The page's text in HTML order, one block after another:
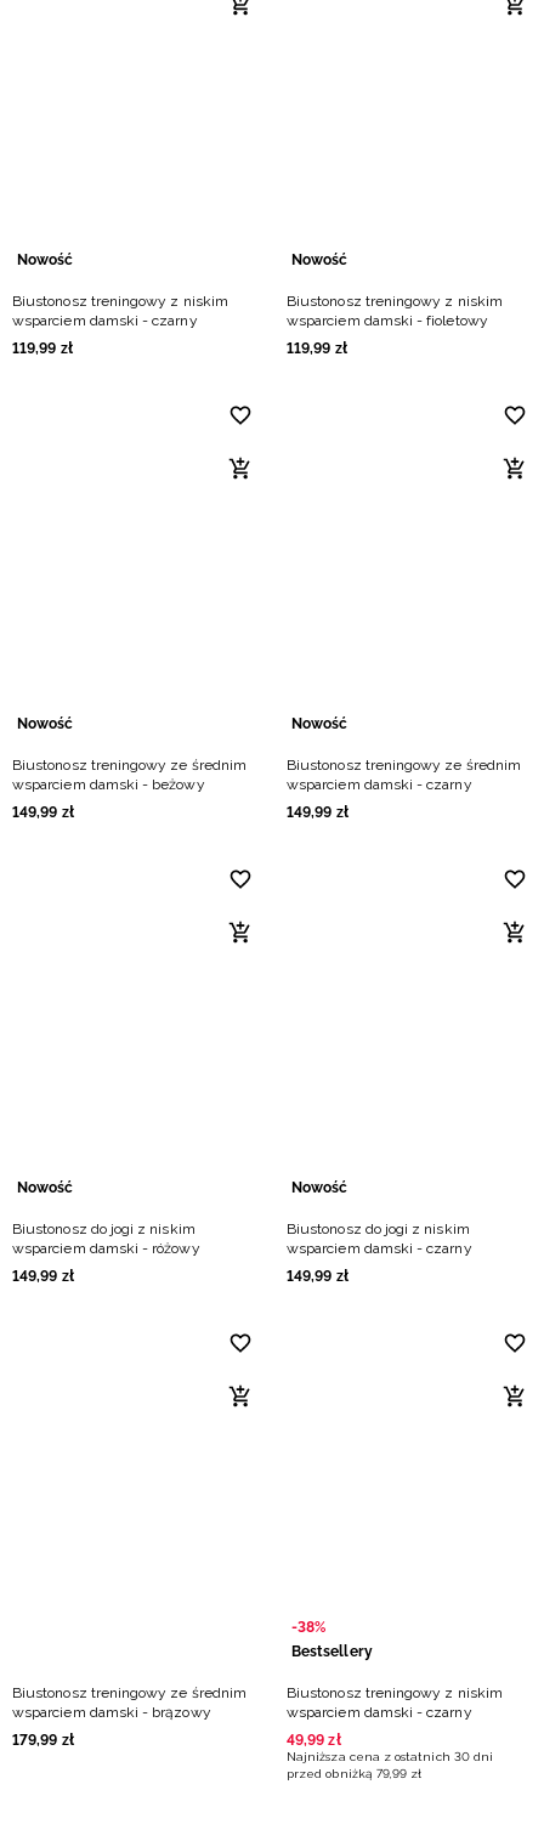
Nowość
Biustonosz treningowy z niskim
wsparciem damski - czarny
119,99 zł
Nowość
Biustonosz treningowy z niskim
wsparciem damski - fioletowy
119,99 zł
Nowość
Biustonosz treningowy ze średnim
wsparciem damski - beżowy
149,99 zł
Nowość
Biustonosz treningowy ze średnim
wsparciem damski - czarny
149,99 zł
Nowość
Biustonosz do jogi z niskim
wsparciem damski - różowy
149,99 zł
Nowość
Biustonosz do jogi z niskim
wsparciem damski - czarny
149,99 zł
Biustonosz treningowy ze średnim
wsparciem damski - brązowy
179,99 zł
-38%
Bestsellery
Biustonosz treningowy z niskim
wsparciem damski - czarny
49,99 zł
Najniższa cena z ostatnich 30 dni
przed obniżką 79,99 zł